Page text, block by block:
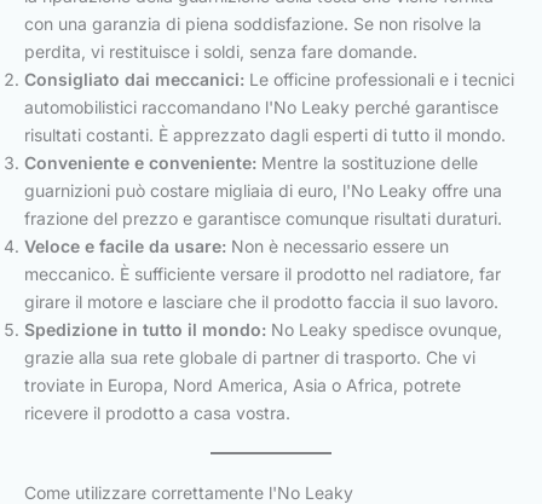
con una garanzia di piena soddisfazione. Se non risolve la
perdita, vi restituisce i soldi, senza fare domande.
Consigliato dai meccanici: Le officine professionali e i tecnici
automobilistici raccomandano l'No Leaky perché garantisce
risultati costanti. È apprezzato dagli esperti di tutto il mondo.
Conveniente e conveniente: Mentre la sostituzione delle
guarnizioni può costare migliaia di euro, l'No Leaky offre una
frazione del prezzo e garantisce comunque risultati duraturi.
Veloce e facile da usare: Non è necessario essere un
meccanico. È sufficiente versare il prodotto nel radiatore, far
girare il motore e lasciare che il prodotto faccia il suo lavoro.
Spedizione in tutto il mondo: No Leaky spedisce ovunque,
grazie alla sua rete globale di partner di trasporto. Che vi
troviate in Europa, Nord America, Asia o Africa, potrete
ricevere il prodotto a casa vostra.
Come utilizzare correttamente l'No Leaky